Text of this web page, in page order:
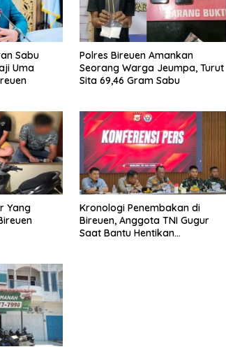
Sabu
Uma
Polres Bireuen Amankan
Seorang Warga Jeumpa, Turut
Sita 69,46 Gram Sabu
Yang
Kronologi Penembakan di
Bireuen, Anggota TNI Gugur
Saat Bantu Hentikan